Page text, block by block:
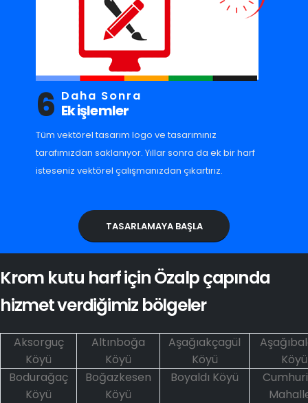
6 Daha Sonra
Ek işlemler
Tüm vektörel tasarım logo ve tasarımınız
tarafımızdan saklanıyor. Yıllar sonra da ek bir harf
isteseniz vektörel çalışmanızdan çıkartırız.
TASARLAMAYA BAŞLA
Krom kutu harf için Özalp çapında
hizmet verdiğimiz bölgeler
Aksorguç
Köyü
Altınboğa
Köyü
Aşağıakçagül
Köyü
Köyü
Bodurağaç
Köyü
Boğazkesen
Köyü
Boyaldı Köyü